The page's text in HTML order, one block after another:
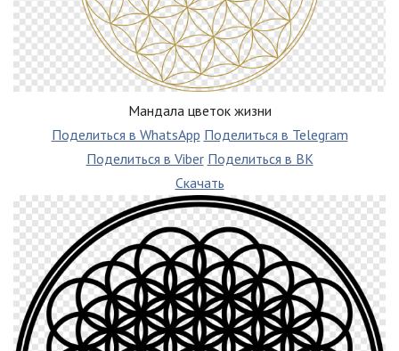
Мандала цветок жизни
Поделиться в WhatsApp Поделиться в Telegram
Поделиться в Viber Поделиться в ВК
Скачать